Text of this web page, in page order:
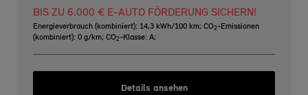
BIS ZU 6.000 € E-AUTO FÖRDERUNG SICHERN!
Energieverbrauch (kombiniert): 14,3 kWh/100 km; CO2 -Emissionen
(kombiniert): 0 g/km; CO2 -Klasse: A;
Details ansehen